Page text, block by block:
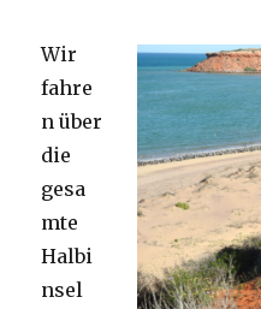
Wir
fahre
n über
die
gesa
mte
Halbi
nsel